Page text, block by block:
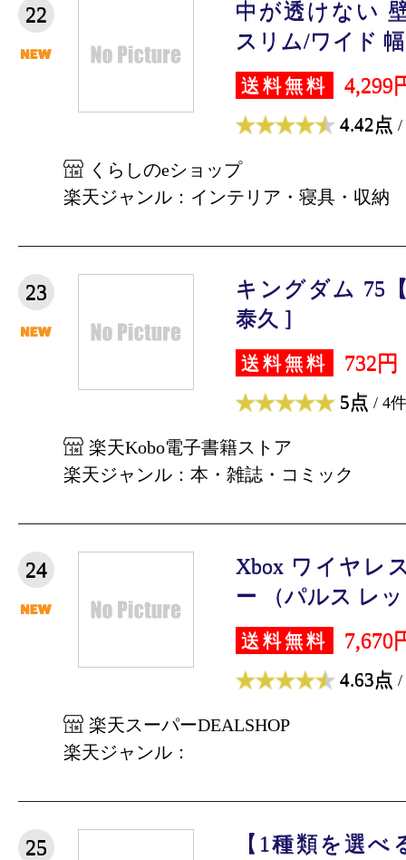
22
中が透けない
スリム/ワイド 幅
送料無料 4,299
4.42点 /
くらしのeショップ
楽天ジャンル：インテリア・寝具・収納
23
キングダム 75
泰久 ]
送料無料 732円
5点 / 4件
楽天Kobo電子書籍ストア
楽天ジャンル：本・雑誌・コミック
24
Xbox ワイヤレ
ー （パルス レ
送料無料 7,670
4.63点 /
楽天スーパーDEALSHOP
楽天ジャンル：
25
【1種類を選